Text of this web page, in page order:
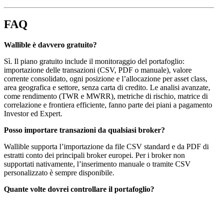
FAQ
Wallible è davvero gratuito?
Sì. Il piano gratuito include il monitoraggio del portafoglio:
importazione delle transazioni (CSV, PDF o manuale), valore
corrente consolidato, ogni posizione e l’allocazione per asset class,
area geografica e settore, senza carta di credito. Le analisi avanzate,
come rendimento (TWR e MWRR), metriche di rischio, matrice di
correlazione e frontiera efficiente, fanno parte dei piani a pagamento
Investor ed Expert.
Posso importare transazioni da qualsiasi broker?
Wallible supporta l’importazione da file CSV standard e da PDF di
estratti conto dei principali broker europei. Per i broker non
supportati nativamente, l’inserimento manuale o tramite CSV
personalizzato è sempre disponibile.
Quante volte dovrei controllare il portafoglio?